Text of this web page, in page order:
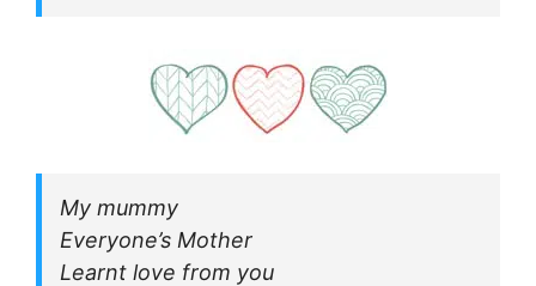
My mummy
Everyone’s Mother
Learnt love from you